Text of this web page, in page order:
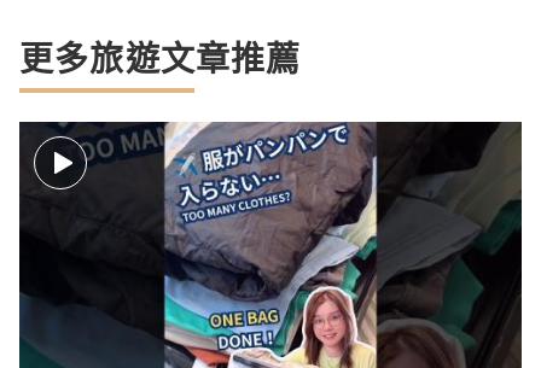
更多旅遊文章推薦